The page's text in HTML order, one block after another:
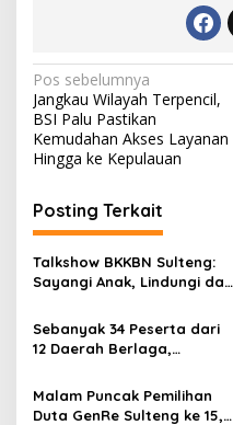
N
a
v
i
g
a
s
i
p
o
s
Pos sebelumnya
Jangkau Wilayah Terpencil,
BSI Palu Pastikan
Kemudahan Akses Layanan
Hingga ke Kepulauan
Posting Terkait
Talkshow BKKBN Sulteng:
Sayangi Anak, Lindungi dan
Pengasuhan Sehat dan
Bijak Bermedia Digital
Sebanyak 34 Peserta dari
12 Daerah Berlaga,
Secara Swadaya Tanpa
Malam Puncak Pemilihan
Duta GenRe Sulteng ke 15,